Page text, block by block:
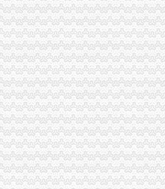
专项行动案件查办实现两大突破
况
重庆海关注册字做好寒潮防工作
工商总局重庆海关注册领导高度评价
市外经贸委建立外资登记审批合作机制
关登记证书著名商标
题会议集中达全国工商行政管理工作会议精
证书个非公有制经济组织工委成立大会
关税务报考条件？？-重庆公务员-
体化模式渝企可享“全国海关如同一关”
术进出口电子更新、新做通知_深圳
及流程,北京北京市地区国内公司注册供